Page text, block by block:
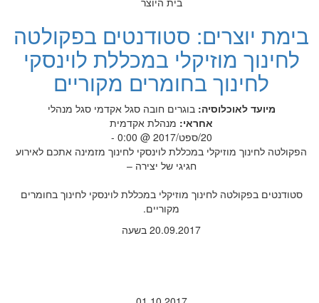
בימת יוצרים: סטודנטים בפקולטה
לחינוך מוזיקלי במכללת לוינסקי
לחינוך בחומרים מקוריים
מיועד לאוכלוסיה: בוגרים חובה סגל אקדמי סגל מנהלי
אחראי: מנהלת אקדמית
20/ספט/2017 @ 0:00 -
הפקולטה לחינוך מוזיקלי במכללת לוינסקי לחינוך מזמינה אתכם לאירוע
חגיגי של יצירה –
סטודנטים בפקולטה לחינוך מוזיקלי במכללת לוינסקי לחינוך בחומרים
מקוריים.
20.09.2017 בשעה